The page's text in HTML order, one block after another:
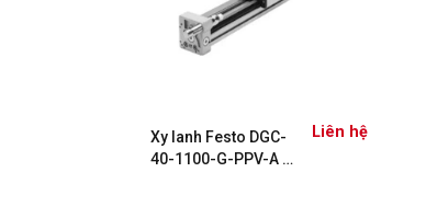
Xy lanh Festo DGC-
40-1100-G-PPV-A –
Liên hệ